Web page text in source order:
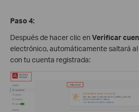
Paso 4:
Después de hacer clic en Verificar
electrónico, automáticamente saltará al
con tu cuenta registrada: